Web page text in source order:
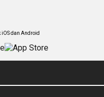
dan Android